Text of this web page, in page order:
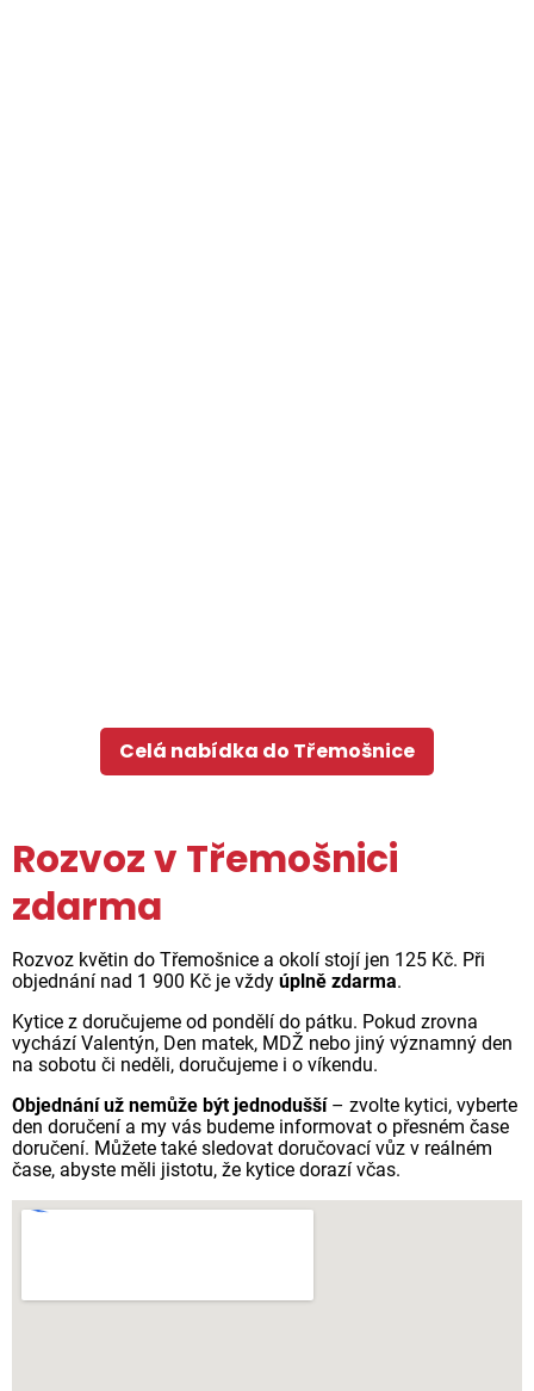
Celá nabídka do Třemošnice
Rozvoz v Třemošnici
zdarma
Rozvoz květin do Třemošnice a okolí stojí jen 125 Kč. Při
objednání nad 1 900 Kč je vždy úplně zdarma.
Kytice z doručujeme od pondělí do pátku. Pokud zrovna
vychází Valentýn, Den matek, MDŽ nebo jiný významný den
na sobotu či neděli, doručujeme i o víkendu.
Objednání už nemůže být jednodušší– zvolte kytici, vyberte
den doručení a my vás budeme informovat o přesném čase
doručení. Můžete také sledovat doručovací vůz v reálném
čase, abyste měli jistotu, že kytice dorazí včas.